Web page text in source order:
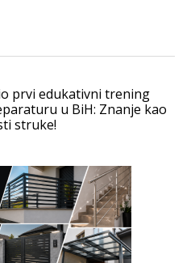
prvi edukativni trening
u BiH: Znanje kao
struke!